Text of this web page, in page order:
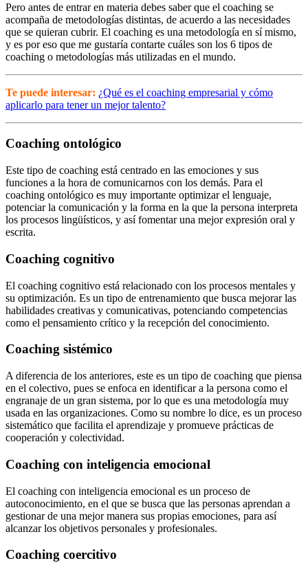
Pero antes de entrar en materia debes saber que el coaching se
acompaña de metodologías distintas, de acuerdo a las necesidades
que se quieran cubrir. El coaching es una metodología en sí mismo,
y es por eso que me gustaría contarte cuáles son los 6 tipos de
coaching o metodologías más utilizadas en el mundo.
Te puede interesar: ¿Qué es el coaching empresarial y cómo
aplicarlo para tener un mejor talento?
Coaching ontológico
Este tipo de coaching está centrado en las emociones y sus
funciones a la hora de comunicarnos con los demás. Para el
coaching ontológico es muy importante optimizar el lenguaje,
potenciar la comunicación y la forma en la que la persona interpreta
los procesos lingüísticos, y así fomentar una mejor expresión oral y
escrita.
Coaching cognitivo
El coaching cognitivo está relacionado con los procesos mentales y
su optimización. Es un tipo de entrenamiento que busca mejorar las
habilidades creativas y comunicativas, potenciando competencias
como el pensamiento crítico y la recepción del conocimiento.
Coaching sistémico
A diferencia de los anteriores, este es un tipo de coaching que piensa
en el colectivo, pues se enfoca en identificar a la persona como el
engranaje de un gran sistema, por lo que es una metodología muy
usada en las organizaciones. Como su nombre lo dice, es un proceso
sistemático que facilita el aprendizaje y promueve prácticas de
cooperación y colectividad.
Coaching con inteligencia emocional
El coaching con inteligencia emocional es un proceso de
autoconocimiento, en el que se busca que las personas aprendan a
gestionar de una mejor manera sus propias emociones, para así
alcanzar los objetivos personales y profesionales.
Coaching coercitivo